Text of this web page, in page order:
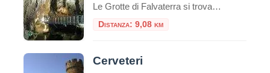
Le Grotte di Falvaterra si trovano all'interno del Monumento naturale delle “Grotte di Falvaterra e Rio Obaco”, un'area nel comune di Falvaterra con un sistema sotterraneo di grotte carsiche lunghe più di 5 chilometri che si snoda all'inter
Distanza: 9,08 km
Cerveteri